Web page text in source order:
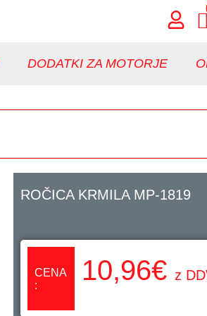
DODATKI ZA MOTORJE
ROČICA KRMILA MP-1819
CENA
:
10,96€ z